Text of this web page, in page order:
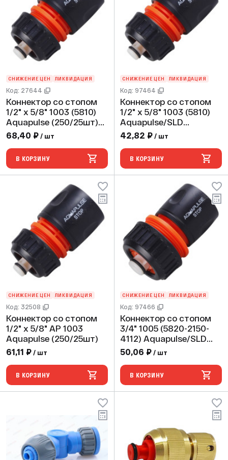
СНИЖЕНИЕ ЦЕН ЛИКВИДАЦИЯ
Код: 27644
Коннектор со стопом
1/2" х 5/8" 1003 (5810)
Aquapulse (250/25шт)
подвес
68,40 ₽ / шт
В КОРЗИНУ
СНИЖЕНИЕ ЦЕН ЛИКВИДАЦИЯ
Код: 97464
Коннектор со стопом
1/2" х 5/8" 1003 (5810)
Aquapulse/SLD
(250/25шт)
42,82 ₽ / шт
В КОРЗИНУ
СНИЖЕНИЕ ЦЕН ЛИКВИДАЦИЯ
Код: 32508
Коннектор со стопом
1/2" х 5/8" AP 1003
Aquapulse (250/25шт)
61,11 ₽ / шт
В КОРЗИНУ
СНИЖЕНИЕ ЦЕН ЛИКВИДАЦИЯ
Код: 97466
Коннектор со стопом
3/4" 1005 (5820-2150-
4112) Aquapulse/SLD
(250/25шт)
50,06 ₽ / шт
В КОРЗИНУ